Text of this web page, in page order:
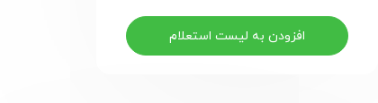
افزودن به لیست استعلام